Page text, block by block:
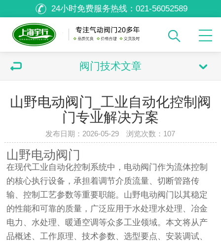
24小时免费服务热线： 021-56052589
阀门技术文章
山野电动阀门_工业自动化控制阀
门专业解决方案
发布日期：2026-05-29 浏览次数： 107
山野电动阀门
在现代工业自动化控制系统中，电动阀门作为流体控制
的核心执行设备，承担着调节介质流量、切断管路传
输、控制工艺参数等重要职能。山野电动阀门以其稳定
的性能和可靠的质量，广泛应用于水处理水处理、冶金
电力、水处理、暖通空调等众多工业领域。本文将从产
品概述、工作原理、技术参数、选型要点、安装调试、